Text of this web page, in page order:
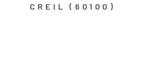
CREIL (60100)